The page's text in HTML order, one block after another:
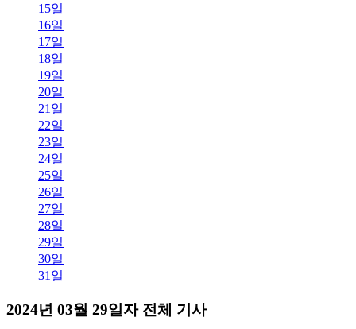
15일
16일
17일
18일
19일
20일
21일
22일
23일
24일
25일
26일
27일
28일
29일
30일
31일
2024년 03월 29일자 전체 기사